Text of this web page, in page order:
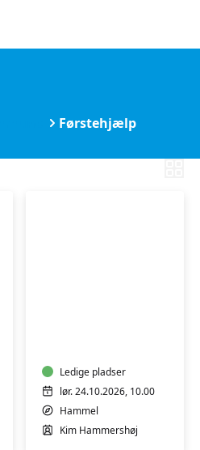
Førstehjælp
Ledige pladser
lør. 24.10.2026, 10.00
Hammel
Kim Hammershøj